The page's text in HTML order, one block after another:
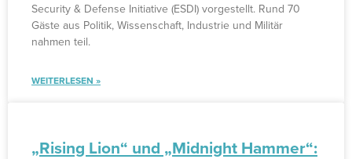
Security & Defense Initiative (ESDI) vorgestellt. Rund 70
Gäste aus Politik, Wissenschaft, Industrie und Militär
nahmen teil.
WEITERLESEN »
„Rising Lion“ und „Midnight Hammer“: